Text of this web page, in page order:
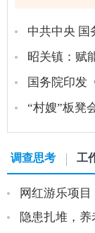
中共中央
昭关镇：赋
国务院印发
“村嫂”板凳
调查思考 工
网红游乐项
隐患扎堆，